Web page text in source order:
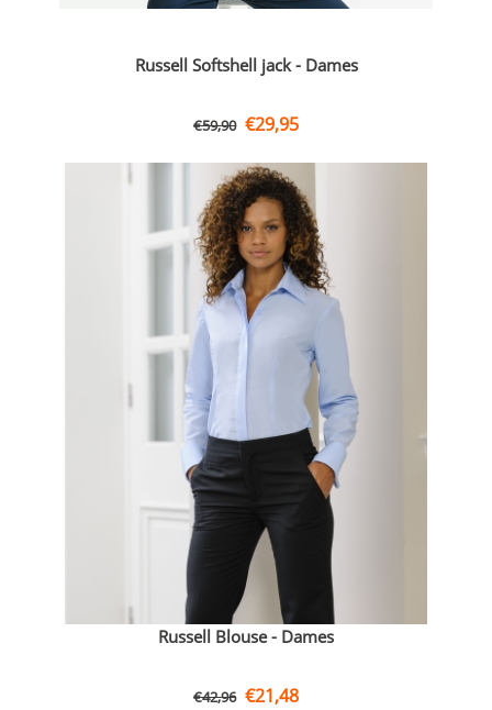
Russell Softshell jack - Dames
€59,90 €29,95
Russell Blouse - Dames
€42,96 €21,48